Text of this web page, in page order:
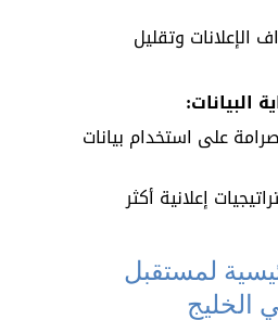
وتقليل
على استخدام بيانات
إعلانية أكثر
لمستقبل
الخليج